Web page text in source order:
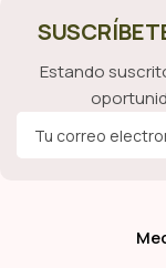
Estando